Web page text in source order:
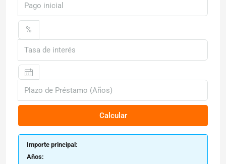
%
Calcular
Importe principal:
Años: